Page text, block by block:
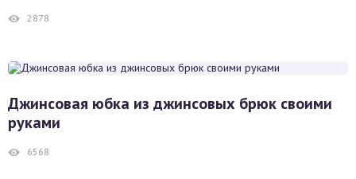
2878
Джинсовая юбка из джинсовых брюк своими
руками
6568